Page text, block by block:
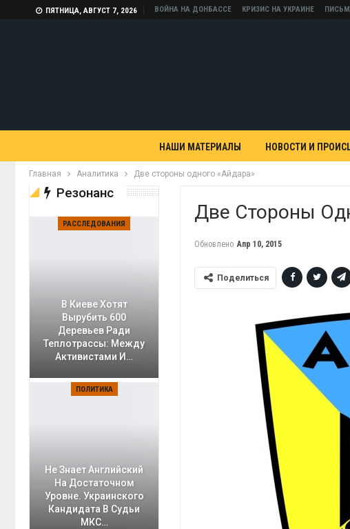
ПЯТНИЦА, АВГУСТ 7, 2026 ВОЙНА НА ДОНБАССЕ КРИЗИС НА УКРАИНЕ
НАШИ МАТЕРИАЛЫ НОВОСТИ И
Главная Аналитика Две стороны одного «Айдара»
Две Стороны
Обновлено Апр 10, 2015
Поделиться
Резонанс
РАССЛЕДОВАНИЯ
В Киеве Хотят
Вырубить 600
Деревьев Ради
Теплотрассы: Между
Активистами И…
ПОЛИТИКА
Не Знает Английский
На Достаточном
Уровне. Украинского
Кандидата В Судьи
МКС…